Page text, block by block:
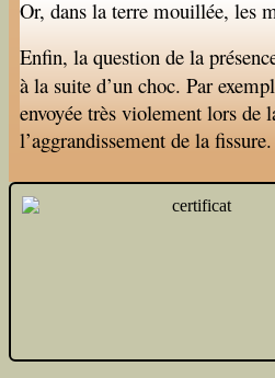
Or, dans la terre mouillée, les
Enfin, la question de la
à la suite d’un choc. Par
envoyée très violement lors de
l’aggrandissement de la